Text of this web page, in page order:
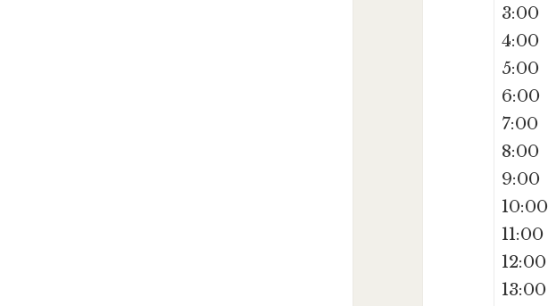
3:00
4:00
5:00
6:00
7:00
8:00
9:00
10:00
11:00
12:00
13:00